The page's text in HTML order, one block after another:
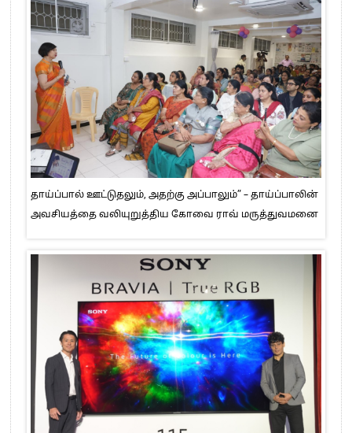
தாய்ப்பால் ஊட்டுதலும், அதற்கு அப்பாலும்” – தாய்ப்பாலின்
அவசியத்தை வலியுறுத்திய கோவை ராவ் மருத்துவமனை